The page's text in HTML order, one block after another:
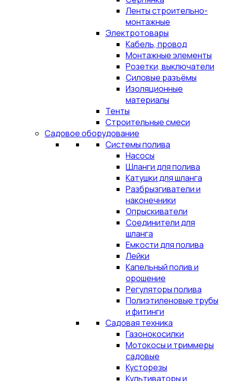
Ленты строительно-
монтажные
Электротовары
Кабель, провод
Монтажные элементы
Розетки, выключатели
Силовые разъёмы
Изоляционные
материалы
Тенты
Строительные смеси
Садовое оборудование
Системы полива
Насосы
Шланги для полива
Катушки для шланга
Разбрызгиватели и
наконечники
Опрыскиватели
Соединители для
шланга
Емкости для полива
Лейки
Капельный полив и
орошение
Регуляторы полива
Полиэтиленовые трубы
и фитинги
Садовая техника
Газонокосилки
Мотокосы и триммеры
садовые
Кусторезы
Культиваторы и